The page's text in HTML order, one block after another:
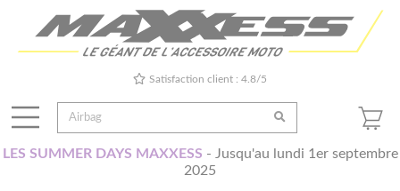
Satisfaction client : 4.8/5
LES SUMMER DAYS MAXXESS - Jusqu'au lundi 1er septembre
2025